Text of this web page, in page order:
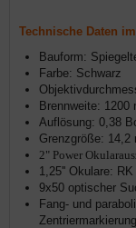
Technische Daten
Bauform:
Farbe: Schwarz
Brennweite: 1200
Auflösung: 0,38
Grenzgröße: 14,2
2" Power
1,25'' Okulare:
9x50 optischer
Fang- und